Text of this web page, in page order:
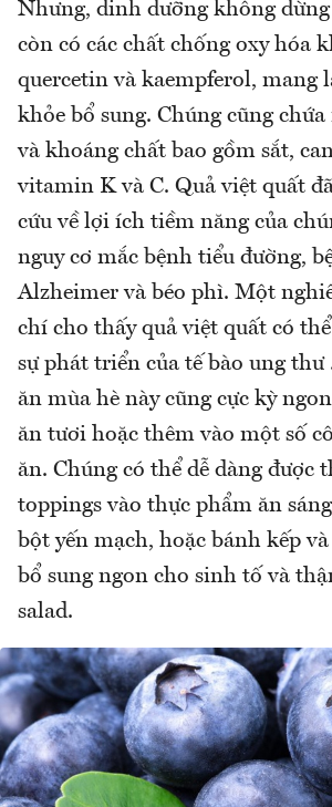
Nhưng, dinh dưỡng không
còn có các chất chống oxy hóa
quercetin và kaempferol, mang
khỏe bổ sung. Chúng cũng
và khoáng chất bao gồm sắt,
vitamin K và C. Quả việt quất
cứu về lợi ích tiềm năng của
nguy cơ mắc bệnh tiểu đường,
Alzheimer và béo phì. Một
chí cho thấy quả việt quất có
sự phát triển của tế bào ung
ăn mùa hè này cũng cực kỳ
ăn tươi hoặc thêm vào một số
ăn. Chúng có thể dễ dàng được
toppings vào thực phẩm ăn
bột yến mạch, hoặc bánh kếp
bổ sung ngon cho sinh tố và
salad.